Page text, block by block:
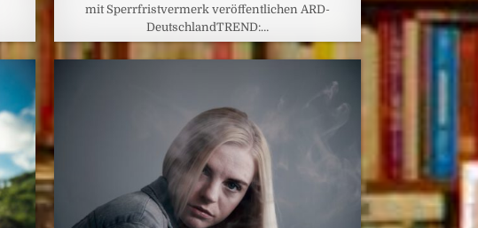
mit Sperrfristvermerk veröffentlichen ARD-
DeutschlandTREND:…